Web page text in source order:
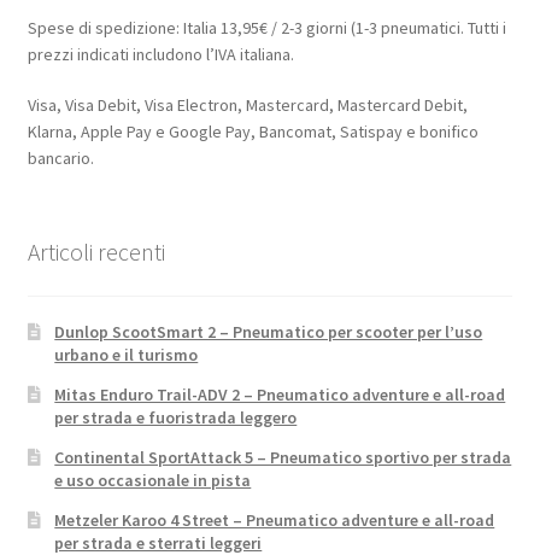
Spese di spedizione: Italia 13,95€ / 2-3 giorni (1-3 pneumatici. Tutti i
prezzi indicati includono l’IVA italiana.
Visa, Visa Debit, Visa Electron, Mastercard, Mastercard Debit,
Klarna, Apple Pay e Google Pay, Bancomat, Satispay e bonifico
bancario.
Articoli recenti
Dunlop ScootSmart 2 – Pneumatico per scooter per l’uso
urbano e il turismo
Mitas Enduro Trail-ADV 2 – Pneumatico adventure e all-road
per strada e fuoristrada leggero
Continental SportAttack 5 – Pneumatico sportivo per strada
e uso occasionale in pista
Metzeler Karoo 4 Street – Pneumatico adventure e all-road
per strada e sterrati leggeri